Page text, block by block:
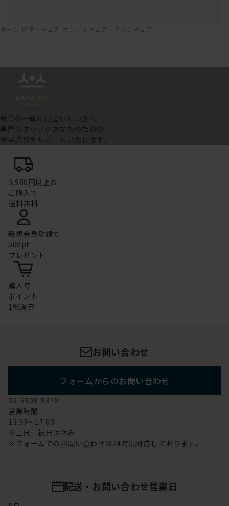
ホーム 椅子・チェア オフィスチェア・デスクチェア
最高の一脚に出会いたい方へ
専門スタッフがあなたのための
椅子選びをサポートいたします。
3,980円以上の
ご購入で
送料無料
新規会員登録で
500pt
プレゼント
購入時
ポイント
1%還元
お問い合わせ
フォームからのお問い合わせ
03-6908-8370
営業時間
13:30～17:00
※土日 祝日は休み
※フォームでのお問い合わせは24時間対応しております。
配送・お問い合わせ営業日